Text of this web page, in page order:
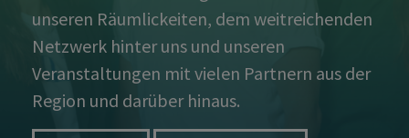
unseren Räumlickeiten, dem weitreichenden
Netzwerk hinter uns und unseren
Veranstaltungen mit vielen Partnern aus der
Region und darüber hinaus.